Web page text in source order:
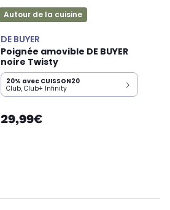
Autour de la cuisine
DE BUYER
Poignée amovible DE BUYER
noire Twisty
20% avec CUISSON20
Club, Club+ Infinity
29,99€